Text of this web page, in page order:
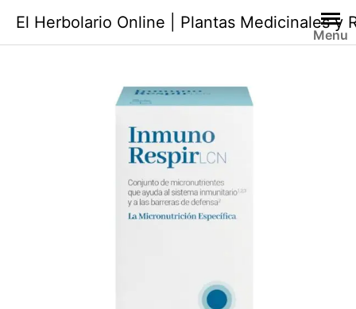
contenido
El Herbolario Online | Plantas Medicinales y
Menu